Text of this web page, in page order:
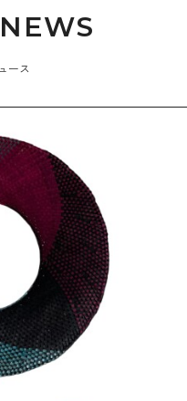
N EWS
ース